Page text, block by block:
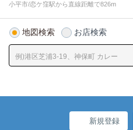
小平市/恋ケ窪駅から直線距離で826m
地図検索 お店検索
新規登録